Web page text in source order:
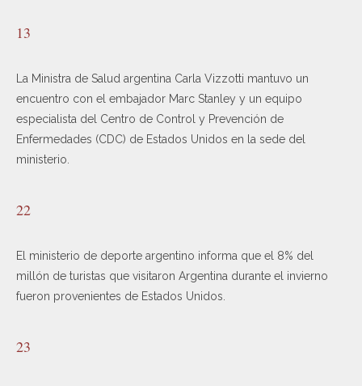
13
La Ministra de Salud argentina Carla Vizzotti mantuvo un
encuentro con el embajador Marc Stanley y un equipo
especialista del Centro de Control y Prevención de
Enfermedades (CDC) de Estados Unidos en la sede del
ministerio.
22
El ministerio de deporte argentino informa que el 8% del
millón de turistas que visitaron Argentina durante el invierno
fueron provenientes de Estados Unidos.
23